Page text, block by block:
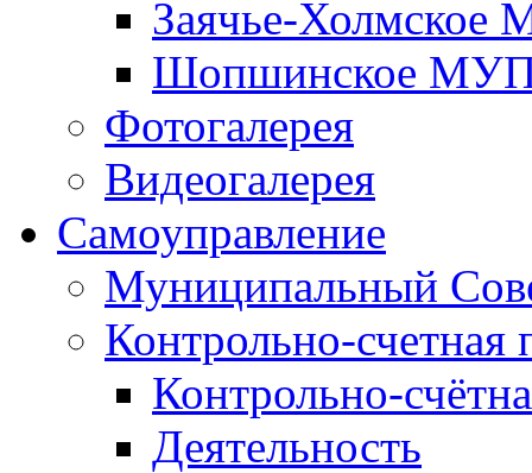
Заячье-
Шопшинское
Фотогалерея
Видеогалерея
Самоуправление
Муниципальный
Контрольно-счетная
Контрольно-
Деятельность